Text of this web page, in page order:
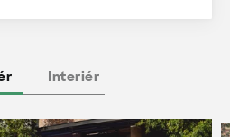
Interiér